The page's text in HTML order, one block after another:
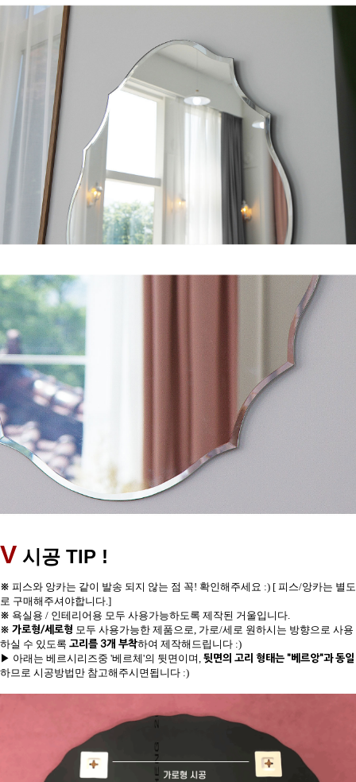
V 시공 TIP !
※ 피스와 앙카는 같이 발송 되지 않는 점 꼭! 확인해주세요 :) [ 피스/앙카는 별도
로 구매해주셔야합니다.]
※ 욕실용 / 인테리어용 모두 사용가능하도록 제작된 거울입니다.
※ 가로형/세로형 모두 사용가능한 제품으로, 가로/세로 원하시는 방향으로 사용
하실 수 있도록 고리를 3개 부착하여 제작해드립니다 :)
▶ 아래는 베르시리즈중 '베르체'의 뒷면이며, 뒷면의 고리 형태는 "베르앙"과 동일
하므로 시공방법만 참고해주시면됩니다 :)